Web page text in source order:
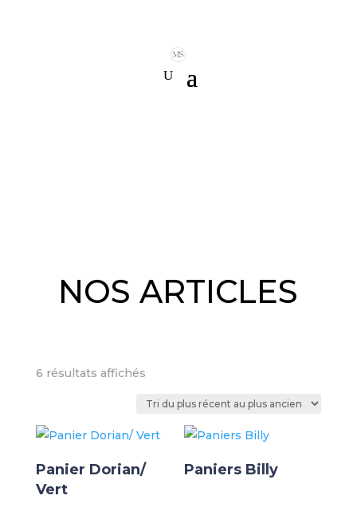
NOS ARTICLES
6 résultats affichésTrié
plus
plus
Panier Dorian/
Vert
Paniers Billy